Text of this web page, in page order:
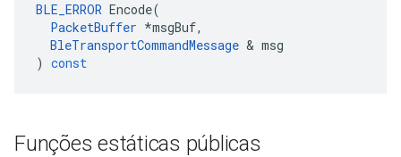
BLE_ERROR Encode(
PacketBuffer *msgBuf,
BleTransportCommandMessage & msg
) const
Funções estáticas públicas